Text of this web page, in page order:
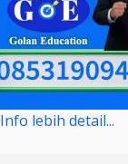
Info lebih detail...